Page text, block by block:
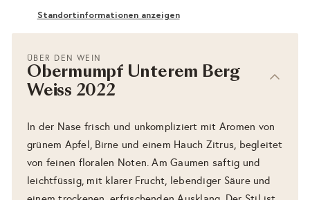
Standortinformationen anzeigen
ÜBER DEN WEIN
Obermumpf Unterem Berg
Weiss 2022
In der Nase frisch und unkompliziert mit Aromen von
grünem Apfel, Birne und einem Hauch Zitrus, begleitet
von feinen floralen Noten. Am Gaumen saftig und
leichtfüssig, mit klarer Frucht, lebendiger Säure und